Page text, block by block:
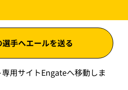
手へエールを送る
用サイトEngateへ移動しま